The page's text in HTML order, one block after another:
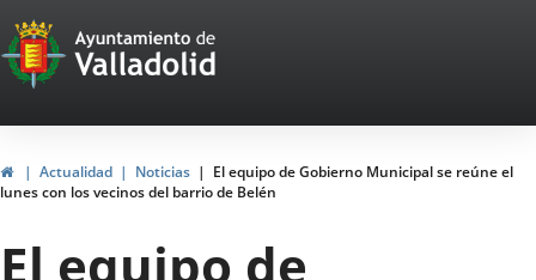
Portal
Web
del
Ayuntamiento
de
Valladolid
HomeActualidad Noticias
El equipo de Gobierno Municipal se reúne el
lunes con los vecinos del barrio de Belén
El equipo de